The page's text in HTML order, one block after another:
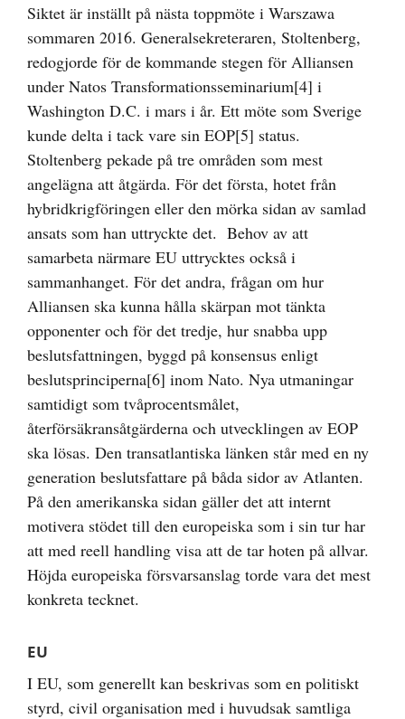
Siktet är inställt på nästa toppmöte i Warszawa
sommaren 2016. Generalsekreteraren, Stoltenberg,
redogjorde för de kommande stegen för Alliansen
under Natos Transformationsseminarium[4] i
Washington D.C. i mars i år. Ett möte som Sverige
kunde delta i tack vare sin EOP[5] status.
Stoltenberg pekade på tre områden som mest
angelägna att åtgärda. För det första, hotet från
hybridkrigföringen eller den mörka sidan av samlad
ansats som han uttryckte det. Behov av att
samarbeta närmare EU uttrycktes också i
sammanhanget. För det andra, frågan om hur
Alliansen ska kunna hålla skärpan mot tänkta
opponenter och för det tredje, hur snabba upp
beslutsfattningen, byggd på konsensus enligt
beslutsprinciperna[6] inom Nato. Nya utmaningar
samtidigt som tvåprocentsmålet,
återförsäkransåtgärderna och utvecklingen av EOP
ska lösas. Den transatlantiska länken står med en ny
generation beslutsfattare på båda sidor av Atlanten.
På den amerikanska sidan gäller det att internt
motivera stödet till den europeiska som i sin tur har
att med reell handling visa att de tar hoten på allvar.
Höjda europeiska försvarsanslag torde vara det mest
konkreta tecknet.
EU
I EU, som generellt kan beskrivas som en politiskt
styrd, civil organisation med i huvudsak samtliga